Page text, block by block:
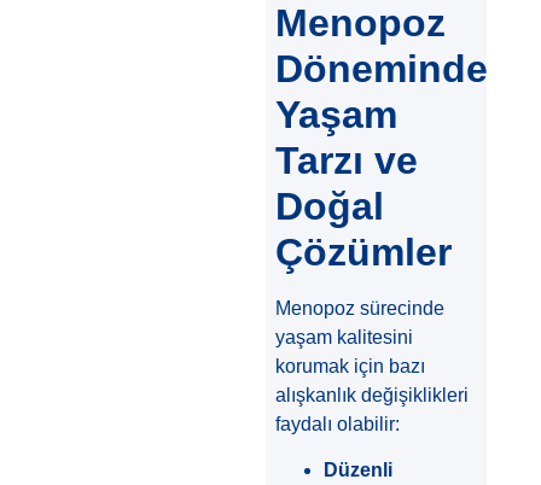
Menopoz
Döneminde
Yaşam
Tarzı ve
Doğal
Çözümler
Menopoz sürecinde
yaşam kalitesini
korumak için bazı
alışkanlık değişiklikleri
faydalı olabilir:
Düzenli